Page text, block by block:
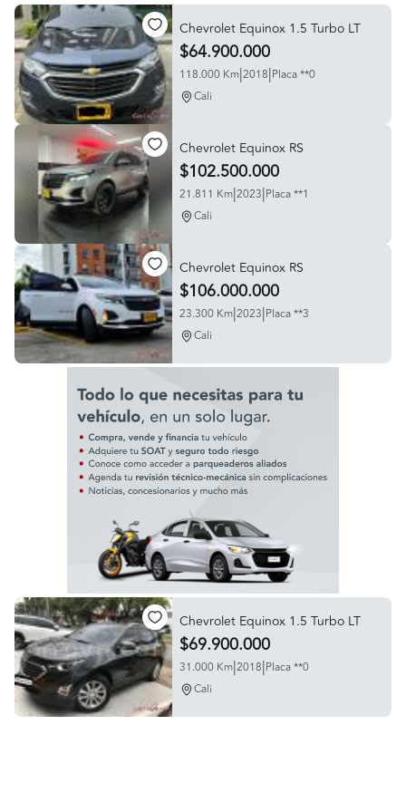
Chevrolet Equinox 1.5 Turbo LT
$64.900.000
118.000 Km|2018|Placa **0
Cali
Chevrolet Equinox RS
$102.500.000
21.811 Km|2023|Placa **1
Cali
Chevrolet Equinox RS
$106.000.000
23.300 Km|2023|Placa **3
Cali
Chevrolet Equinox 1.5 Turbo LT
$69.900.000
31.000 Km|2018|Placa **0
Cali